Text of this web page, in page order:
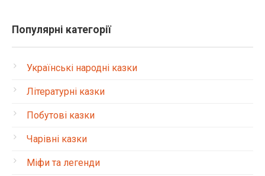
Популярні категорії
Українські народні казки
Літературні казки
Побутові казки
Чарівні казки
Міфи та легенди